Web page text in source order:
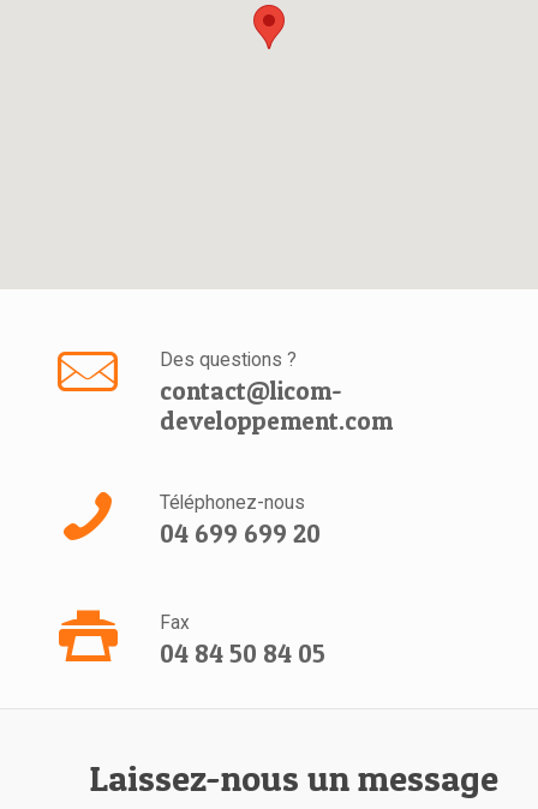
Des questions ?
contact@licom-
developpement.com
Téléphonez-nous
04 699 699 20
Fax
04 84 50 84 05
Laissez-nous un message